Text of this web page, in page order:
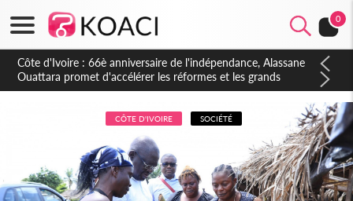
0
Côte d'Ivoire : À Abidjan, Amadou Oury Bah admire le modèle
ivoirien et veut s'en inspirer pour accélérer le développement
de la Guinée
CÔTE D'IVOIRE SOCIÉTÉ